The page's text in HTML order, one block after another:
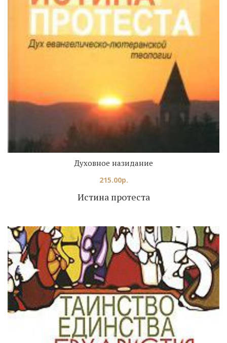
Истина протеста
Духовное назидание
215.00р.